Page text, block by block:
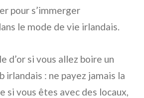
pour s’immerger
le mode de vie irlandais.
d’or si vous allez boire un
irlandais : ne payez jamais la
si vous êtes avec des locaux,